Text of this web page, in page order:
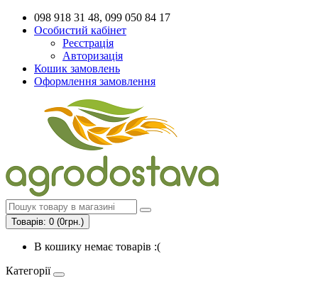
098 918 31 48, 099 050 84 17
Особистий кабінет
Реєстрація
Авторизація
Кошик замовлень
Оформлення замовлення
Товарів: 0 (0грн.)
В кошику немає товарів :(
Категорії